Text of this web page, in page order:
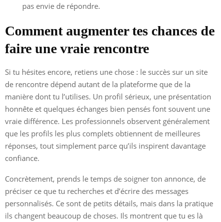
pas envie de répondre.
Comment augmenter tes chances de
faire une vraie rencontre
Si tu hésites encore, retiens une chose : le succès sur un site
de rencontre dépend autant de la plateforme que de la
manière dont tu l’utilises. Un profil sérieux, une présentation
honnête et quelques échanges bien pensés font souvent une
vraie différence. Les professionnels observent généralement
que les profils les plus complets obtiennent de meilleures
réponses, tout simplement parce qu’ils inspirent davantage
confiance.
Concrètement, prends le temps de soigner ton annonce, de
préciser ce que tu recherches et d’écrire des messages
personnalisés. Ce sont de petits détails, mais dans la pratique
ils changent beaucoup de choses. Ils montrent que tu es là